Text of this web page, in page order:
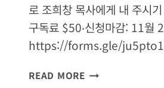
로 조희창 목사에게 내 주시
구독료 $50‧신청마감: 11월
https://forms.gle/
READ MORE매